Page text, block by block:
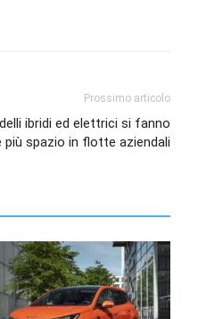
Prossimo articolo
ibridi ed elettrici si fanno
più spazio in flotte aziendali